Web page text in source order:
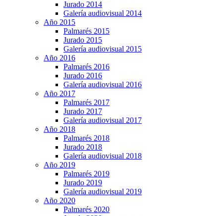
Jurado 2014
Galería audiovisual 2014
Año 2015
Palmarés 2015
Jurado 2015
Galería audiovisual 2015
Año 2016
Palmarés 2016
Jurado 2016
Galería audiovisual 2016
Año 2017
Palmarés 2017
Jurado 2017
Galería audiovisual 2017
Año 2018
Palmarés 2018
Jurado 2018
Galería audiovisual 2018
Año 2019
Palmarés 2019
Jurado 2019
Galería audiovisual 2019
Año 2020
Palmarés 2020